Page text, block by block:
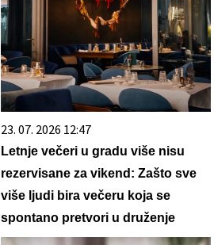
23. 07. 2026 12:47
Letnje večeri u gradu više nisu
rezervisane za vikend: Zašto sve
više ljudi bira večeru koja se
spontano pretvori u druženje